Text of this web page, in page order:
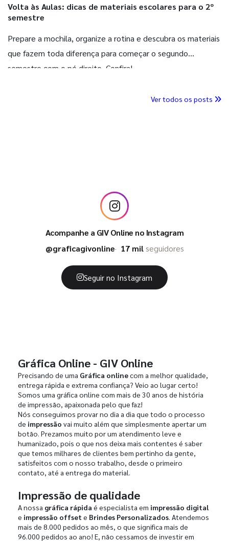
Volta às Aulas: dicas de materiais escolares para o 2º
semestre
Prepare a mochila, organize a rotina e descubra os materiais
que fazem toda diferença para começar o segundo
semestre com o pé direito. Confira!
Ver todos os posts
Acompanhe a GIV Online no Instagram
@graficagivonline
17 milseguidores
Seguir no Instagram
Gráfica Online - GIV Online
Precisando de uma Gráfica onlinecom a melhor qualidade,
entrega rápida e extrema confiança? Veio ao lugar certo!
Somos uma gráfica online com mais de 30 anos de história
de impressão, apaixonada pelo que faz!
Nós conseguimos provar no dia a dia que todo o processo
de impressão vai muito além que simplesmente apertar um
botão. Prezamos muito por um atendimento leve e
humanizado, pois o que nos deixa mais contentes é saber
que temos milhares de clientes bem pertinho da gente,
satisfeitos com o nosso trabalho, desde o primeiro
contato, até a entrega do material.
Impressão de qualidade
A nossa gráfica rápida é especialista em impressão digital
e impressão offset e Brindes Personalizados. Atendemos
mais de 8.000 pedidos ao mês, o que significa mais de
96.000 pedidos ao ano! E, não cessamos de investir em